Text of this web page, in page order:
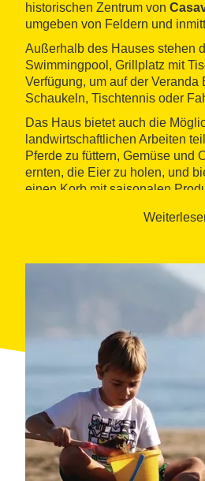
historischen Zentrum von
umgeben von Feldern und
Außerhalb des Hauses stehen
Swimmingpool, Grillplatz mit
Verfügung, um auf der Veranda
Schaukeln, Tischtennis oder
Das Haus bietet auch die
landwirtschaftlichen Arbeiten
Pferde zu füttern, Gemüse und
ernten, die Eier zu holen, und
einen Korb mit saisonalen
besuchen.